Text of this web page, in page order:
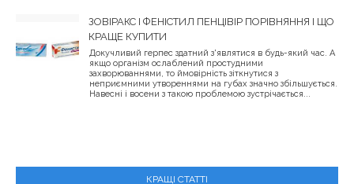
ЗОВІРАКС І ФЕНІСТИЛ ПЕНЦІВІР ПОРІВНЯННЯ І ЩО
КРАЩЕ КУПИТИ
Докучливий герпес здатний з'являтися в будь-який час. А
якщо організм ослаблений простудними
захворюваннями, то ймовірність зіткнутися з
неприємними утвореннями на губах значно збільшується.
Навесні і восени з такою проблемою зустрічається...
КРАЩІ СТАТТІ